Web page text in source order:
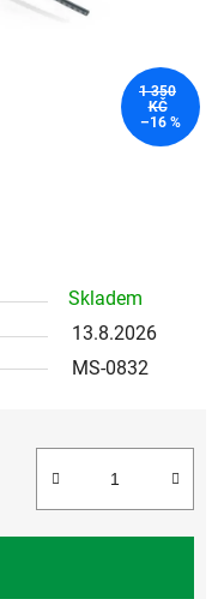
Skladem
13.8.2026
MS-0832
1 350
KČ
–16 %